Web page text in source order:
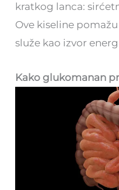
kratkog lanca:
Ove kiseline
služe kao izvor
Kako glukomanan